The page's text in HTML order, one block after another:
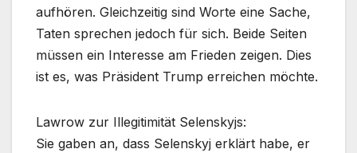
aufhören. Gleichzeitig sind Worte eine Sache,
Taten sprechen jedoch für sich. Beide Seiten
müssen ein Interesse am Frieden zeigen. Dies
ist es, was Präsident Trump erreichen möchte.
Lawrow zur Illegitimität Selenskyjs:
Sie gaben an, dass Selenskyj erklärt habe, er